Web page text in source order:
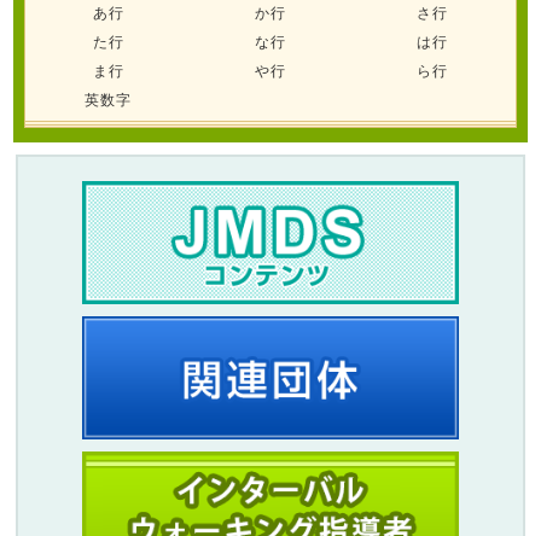
あ行 か行
さ行
た行
な行
は行
ま行
や行
ら行
英数字